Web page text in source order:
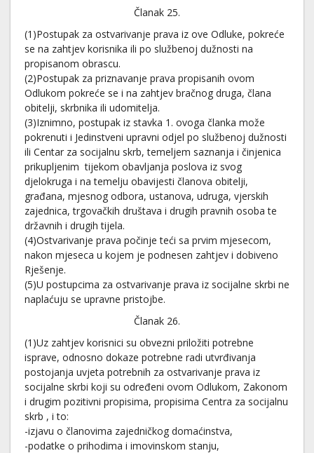
Članak 25.
(1)Postupak za ostvarivanje prava iz ove Odluke, pokreće
se na zahtjev korisnika ili po službenoj dužnosti na
propisanom obrascu.
(2)Postupak za priznavanje prava propisanih ovom
Odlukom pokreće se i na zahtjev bračnog druga, člana
obitelji, skrbnika ili udomitelja.
(3)Iznimno, postupak iz stavka 1. ovoga članka može
pokrenuti i Jedinstveni upravni odjel po službenoj dužnosti
ili Centar za socijalnu skrb, temeljem saznanja i činjenica
prikupljenim tijekom obavljanja poslova iz svog
djelokruga i na temelju obavijesti članova obitelji,
građana, mjesnog odbora, ustanova, udruga, vjerskih
zajednica, trgovačkih društava i drugih pravnih osoba te
državnih i drugih tijela.
(4)Ostvarivanje prava počinje teći sa prvim mjesecom,
nakon mjeseca u kojem je podnesen zahtjev i dobiveno
Rješenje.
(5)U postupcima za ostvarivanje prava iz socijalne skrbi ne
naplaćuju se upravne pristojbe.
Članak 26.
(1)Uz zahtjev korisnici su obvezni priložiti potrebne
isprave, odnosno dokaze potrebne radi utvrđivanja
postojanja uvjeta potrebnih za ostvarivanje prava iz
socijalne skrbi koji su određeni ovom Odlukom, Zakonom
i drugim pozitivni propisima, propisima Centra za socijalnu
skrb , i to:
-izjavu o članovima zajedničkog domaćinstva,
-podatke o prihodima i imovinskom stanju,